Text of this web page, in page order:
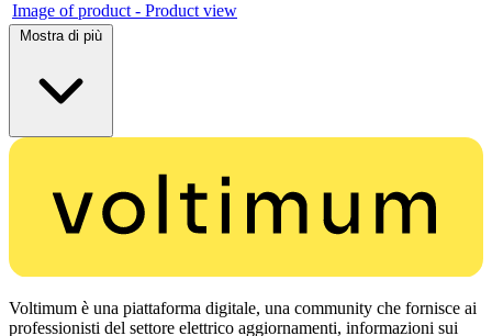
Image of product - Product view
Mostra di più
Voltimum è una piattaforma digitale, una community che fornisce ai
professionisti del settore elettrico aggiornamenti, informazioni sui